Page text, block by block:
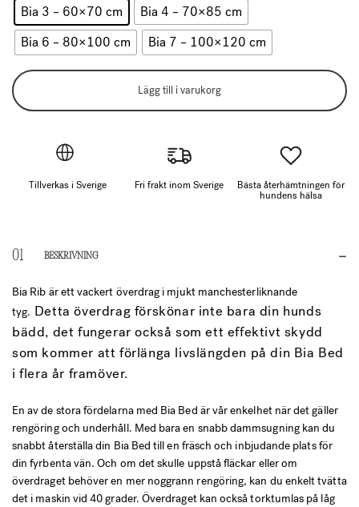
Bia 3 – 60×70 cm
Bia 4 – 70×85 cm
Bia 6 – 80×100 cm
Bia 7 – 100×120 cm
Lägg till i varukorg
Tillverkas i Sverige Fri frakt inom Sverige
Bästa återhämtningen för
hundens hälsa
BESKRIVNING
Bia Rib är ett vackert överdrag i mjukt manchesterliknande
tyg. Detta överdrag förskönar inte bara din hunds
bädd, det fungerar också som ett effektivt skydd
som kommer att förlänga livslängden på din Bia Bed
i flera år framöver.
En av de stora fördelarna med Bia Bed är vår enkelhet när det gäller
rengöring och underhåll. Med bara en snabb dammsugning kan du
snabbt återställa din Bia Bed till en fräsch och inbjudande plats för
din fyrbenta vän. Och om det skulle uppstå fläckar eller om
överdraget behöver en mer noggrann rengöring, kan du enkelt tvätta
det i maskin vid 40 grader. Överdraget kan också torktumlas på låg